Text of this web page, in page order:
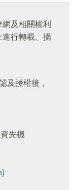
及相關權利
進行轉載、摘
及授權後，
先機